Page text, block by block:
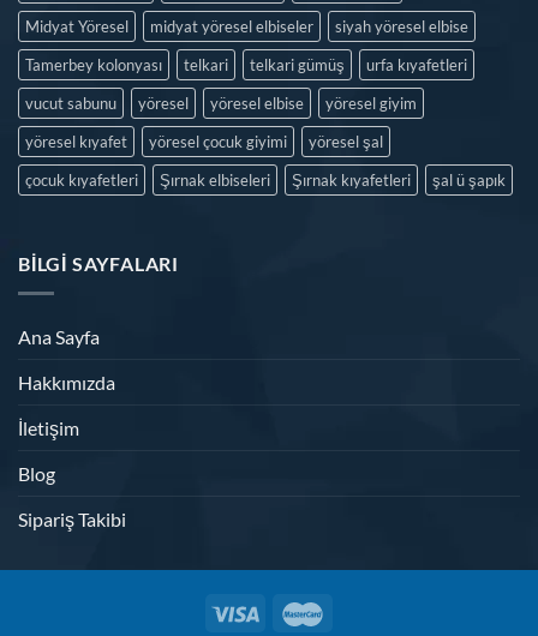
Midyat Yöresel
midyat yöresel elbiseler
siyah yöresel elbise
Tamerbey kolonyası
telkari telkari gümüş
urfa kıyafetleri
vucut sabunu
yöresel yöresel elbise
yöresel giyim
yöresel kıyafet
yöresel çocuk giyimi
yöresel şal
çocuk kıyafetleri
Şırnak elbiseleri Şırnak kıyafetleri şal ü şapık
BILGI SAYFALARI
Ana Sayfa
Hakkımızda
İletişim
Blog
Sipariş Takibi